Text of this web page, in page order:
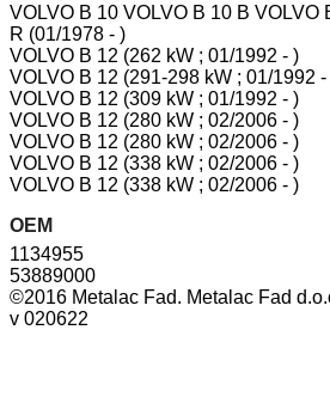
VOLVO B 10 VOLVO B 10 B VOLVO
R (01/1978 - )
VOLVO B 12 (262 kW ; 01/1992 - )
VOLVO B 12 (291-298 kW ; 01/1992 -
VOLVO B 12 (309 kW ; 01/1992 - )
VOLVO B 12 (280 kW ; 02/2006 - )
VOLVO B 12 (280 kW ; 02/2006 - )
VOLVO B 12 (338 kW ; 02/2006 - )
VOLVO B 12 (338 kW ; 02/2006 - )
OEM
1134955
53889000
©2016 Metalac Fad. Metalac Fad
v 020622